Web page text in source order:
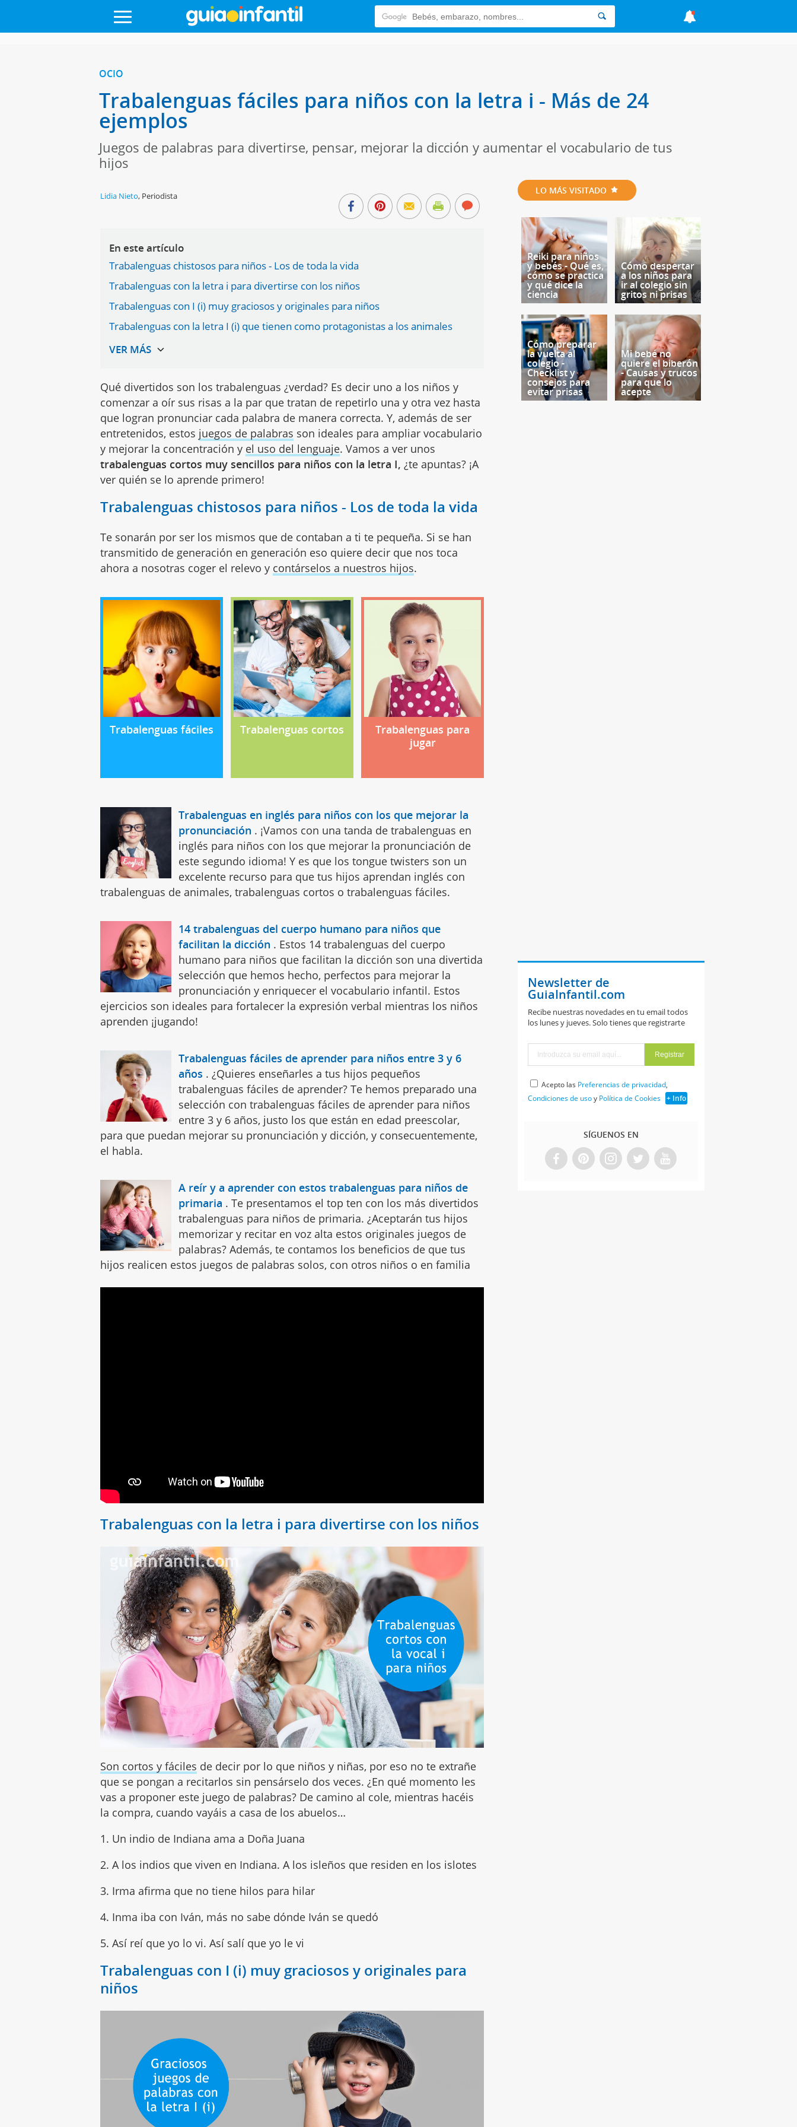
OCIO
Trabalenguas fáciles para niños con la letra i - Más de 24
ejemplos
Juegos de palabras para divertirse, pensar, mejorar la dicción y aumentar el vocabulario de tus
hijos
Lidia Nieto, Periodista
En este artículo
Trabalenguas chistosos para niños - Los de toda la vida
Trabalenguas con la letra i para divertirse con los niños
Trabalenguas con I (i) muy graciosos y originales para niños
Trabalenguas con la letra I (i) que tienen como protagonistas a los animales
Qué divertidos son los trabalenguas ¿verdad? Es decir uno a los niños y
comenzar a oír sus risas a la par que tratan de repetirlo una y otra vez hasta
que logran pronunciar cada palabra de manera correcta. Y, además de ser
entretenidos, estos juegos de palabras son ideales para ampliar vocabulario
y mejorar la concentración y el uso del lenguaje. Vamos a ver unos
trabalenguas cortos muy sencillos para niños con la letra I, ¿te apuntas? ¡A
ver quién se lo aprende primero!
Trabalenguas chistosos para niños - Los de toda la vida
Te sonarán por ser los mismos que de contaban a ti te pequeña. Si se han
transmitido de generación en generación eso quiere decir que nos toca
ahora a nosotras coger el relevo y contárselos a nuestros hijos.
Trabalenguas fáciles Trabalenguas cortos
Trabalenguas para
jugar
Trabalenguas en inglés para niños con los que mejorar la
pronunciación . ¡Vamos con una tanda de trabalenguas en
inglés para niños con los que mejorar la pronunciación de
este segundo idioma! Y es que los tongue twisters son un
excelente recurso para que tus hijos aprendan inglés con
trabalenguas de animales, trabalenguas cortos o trabalenguas fáciles.
14 trabalenguas del cuerpo humano para niños que
facilitan la dicción . Estos 14 trabalenguas del cuerpo
humano para niños que facilitan la dicción son una divertida
selección que hemos hecho, perfectos para mejorar la
pronunciación y enriquecer el vocabulario infantil. Estos
ejercicios son ideales para fortalecer la expresión verbal mientras los niños
aprenden ¡jugando!
Trabalenguas fáciles de aprender para niños entre 3 y 6
años .¿Quieres enseñarles a tus hijos pequeños
trabalenguas fáciles de aprender? Te hemos preparado una
selección con trabalenguas fáciles de aprender para niños
entre 3 y 6 años, justo los que están en edad preescolar,
para que puedan mejorar su pronunciación y dicción, y consecuentemente,
el habla.
A reír y a aprender con estos trabalenguas para niños de
primaria .Te presentamos el top ten con los más divertidos
trabalenguas para niños de primaria. ¿Aceptarán tus hijos
memorizar y recitar en voz alta estos originales juegos de
palabras? Además, te contamos los beneficios de que tus
hijos realicen estos juegos de palabras solos, con otros niños o en familia
Trabalenguas con la letra i para divertirse con los niños
Son cortos y fáciles de decir por lo que niños y niñas, por eso no te extrañe
que se pongan a recitarlos sin pensárselo dos veces. ¿En qué momento les
vas a proponer este juego de palabras? De camino al cole, mientras hacéis
la compra, cuando vayáis a casa de los abuelos…
1. Un indio de Indiana ama a Doña Juana
2. A los indios que viven en Indiana. A los isleños que residen en los islotes
3. Irma afirma que no tiene hilos para hilar
4. Inma iba con Iván, más no sabe dónde Iván se quedó
5. Así reí que yo lo vi. Así salí que yo le vi
Trabalenguas con I (i) muy graciosos y originales para
niños
LO MÁS VISITADO
Reiki para niños
y bebés - Qué es,
cómo se practica
y qué dice la
ciencia
Cómo despertar
a los niños para
ir al colegio sin
gritos ni prisas
Cómo preparar
la vuelta al
colegio -
Checklist y
consejos para
evitar prisas
Mi bebé no
quiere el biberón
- Causas y trucos
para que lo
acepte
Newsletter de
GuiaInfantil.com
Recibe nuestras novedades en tu email todos
los lunes y jueves. Solo tienes que registrarte
Acepto las Preferencias de privacidad,
Condiciones de usoy Política de Cookies + Info
SÍGUENOS EN